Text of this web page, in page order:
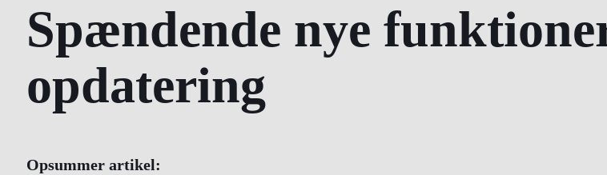
Spændende nye
opdatering
Opsummer artikel: